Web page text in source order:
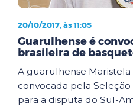
20/10/2017, às 11:05
Guarulhense é
brasileira de
A guarulhense Maristela
convocada pela
para a disputa do Sul-